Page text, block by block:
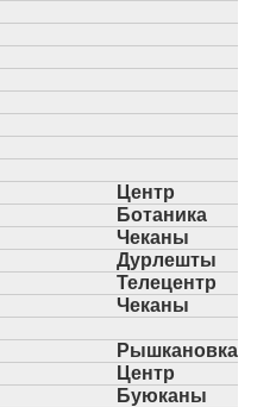
Центр
Ботаника
Чеканы
Дурлешты
Телецентр
Чеканы
Рышкановка
Центр
Буюканы